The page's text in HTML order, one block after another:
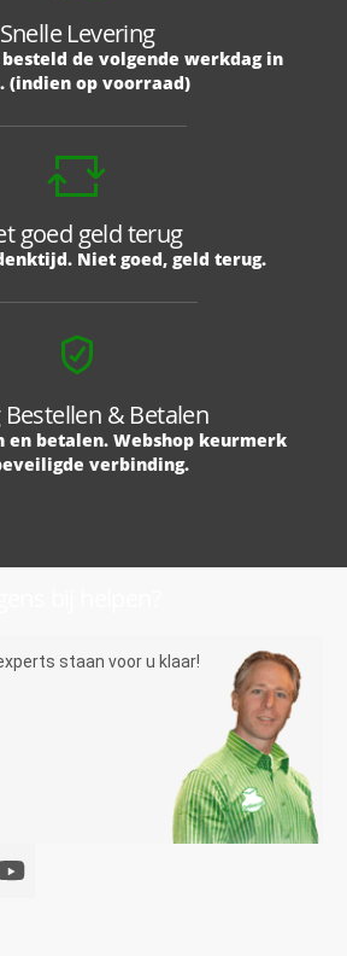
Snelle Levering
besteld de volgende werkdag in
(indien op voorraad)
goed geld terug
Niet goed, geld terug.
Bestellen & Betalen
en betalen. Webshop keurmerk
verbinding.
staan voor u klaar!